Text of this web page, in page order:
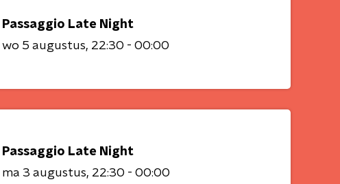
Passaggio Late Night
wo 5 augustus 22:30 - 00:00
Passaggio Late Night
ma 3 augustus 22:30 - 00:00